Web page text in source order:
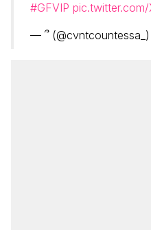
#GFVIP pic.twitter.com/
— ՞ (@cvntcountessa_)